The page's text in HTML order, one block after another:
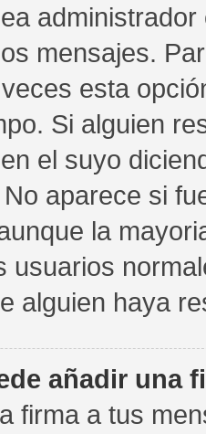
mensajes.
esta
Si alguien
el suyo
aparece si
la
usuarios
alguien haya
añadir una
firma a tus